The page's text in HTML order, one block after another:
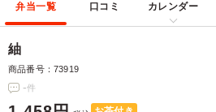
弁当一覧 口コミ カレンダー
紬
商品番号：73919
-件